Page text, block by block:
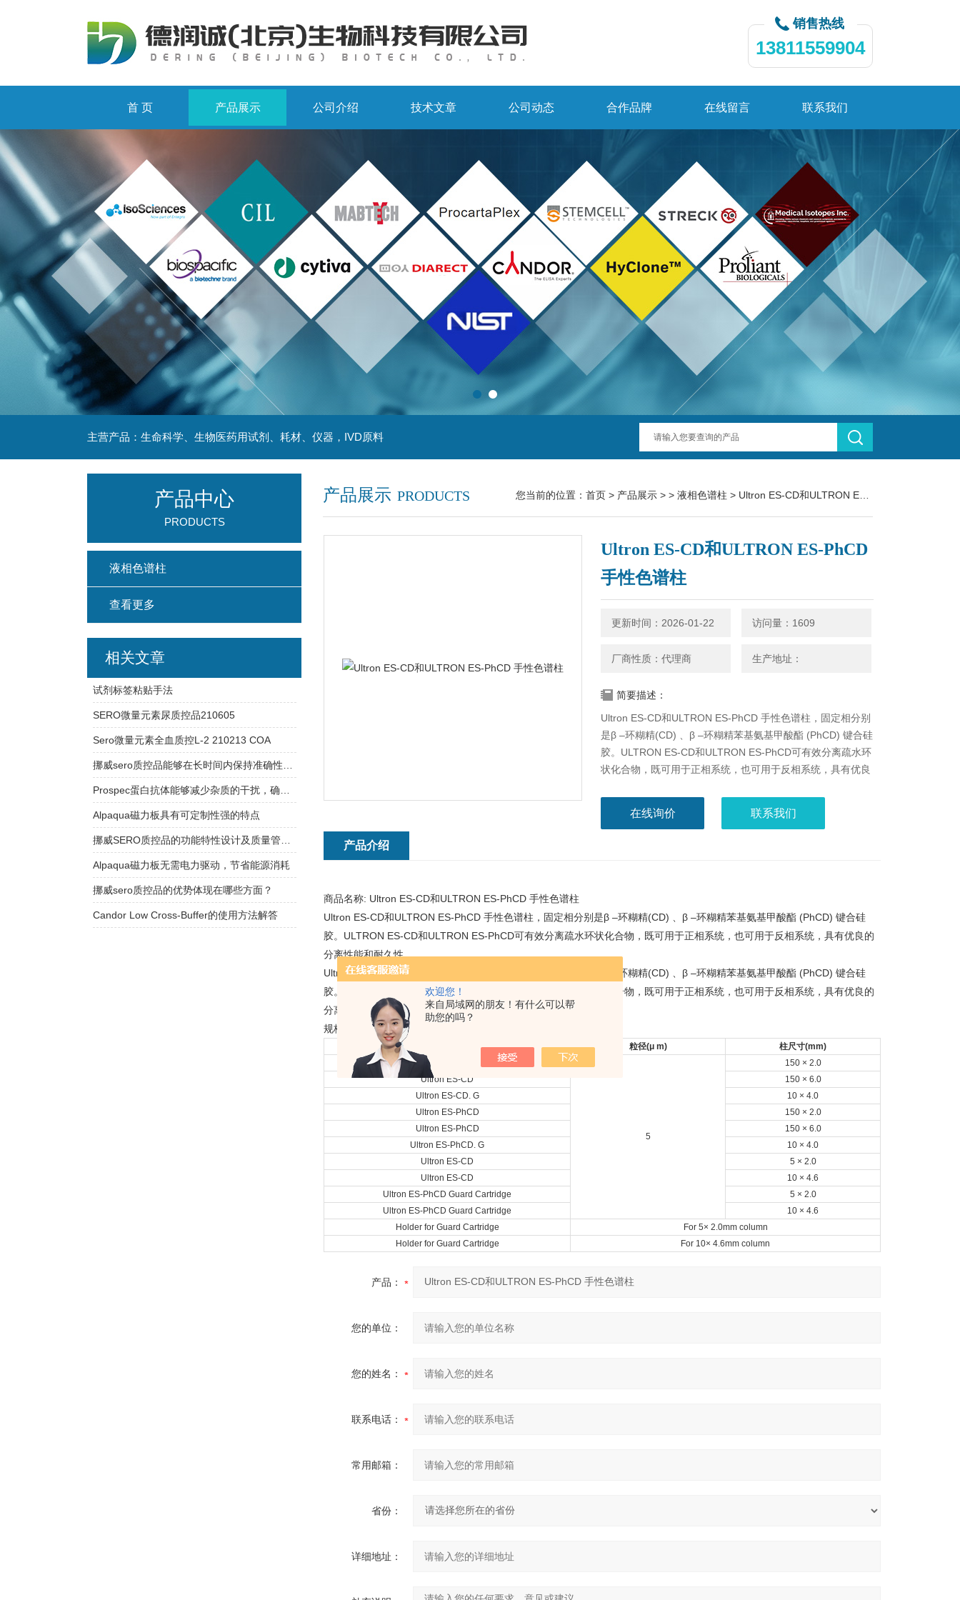
欢迎您！
来自局域网的朋友！有什么可以帮
助您的吗？
销售热线
13811559904
首 页 产品展示 公司介绍 技术文章 公司动态 合作品牌 在线留言 联系我们
主营产品：生命科学、生物医药用试剂、耗材、仪器，IVD原料
产品展示 PRODUCTS 您当前的位置： 首页 > 产品展示 > > 液相色谱柱 > Ultron ES-CD和ULTRON ES-PhCD 手性色谱柱
Ultron ES-CD和ULTRON ES-PhCD
手性色谱柱
更新时间：2026-01-22 访问量：1609
厂商性质：代理商 生产地址：
简要描述：
Ultron ES-CD和ULTRON ES-PhCD 手性色谱柱，固定相分别
是β –环糊精(CD) 、β –环糊精苯基氨基甲酸酯 (PhCD) 键合硅
胶。ULTRON ES-CD和ULTRON ES-PhCD可有效分离疏水环
状化合物，既可用于正相系统，也可用于反相系统，具有优良
在线询价 联系我们
产品介绍
商品名称: Ultron ES-CD和ULTRON ES-PhCD 手性色谱柱
Ultron ES-CD和ULTRON ES-PhCD 手性色谱柱，固定相分别是β –环糊精(CD) 、β –环糊精苯基氨基甲酸酯 (PhCD) 键合硅
胶。ULTRON ES-CD和ULTRON ES-PhCD可有效分离疏水环状化合物，既可用于正相系统，也可用于反相系统，具有优良的
分离性能和耐久性。
Ultron ES-CD和ULTRON ES-PhCD 手性色谱柱，固定相分别是β –环糊精(CD) 、β –环糊精苯基氨基甲酸酯 (PhCD) 键合硅
胶。ULTRON ES-CD和ULTRON ES-PhCD可有效分离疏水环状化合物，既可用于正相系统，也可用于反相系统，具有优良的
分离性能和耐久性。
规格及型号
粒径(μ m)
柱尺寸(mm)
Ultron ES-CD
5
150 × 2.0
Ultron ES-CD
150 × 6.0
Ultron ES-CD. G
10 × 4.0
Ultron ES-PhCD
150 × 2.0
Ultron ES-PhCD
150 × 6.0
Ultron ES-PhCD. G
10 × 4.0
Ultron ES-CD
5 × 2.0
Ultron ES-CD
10 × 4.6
Ultron ES-PhCD Guard Cartridge
5 × 2.0
Ultron ES-PhCD Guard Cartridge
10 × 4.6
Holder for Guard Cartridge
For 5× 2.0mm column
Holder for Guard Cartridge
For 10× 4.6mm column
产品：
您的单位：
您的姓名：
联系电话：
常用邮箱：
省份：
详细地址：
产品中心
PRODUCTS
液相色谱柱
查看更多
相关文章
试剂标签粘贴手法
SERO微量元素尿质控品210605
Sero微量元素全血质控L-2 210213 COA
Alpaqua磁力板具有可定制性强的特点
Alpaqua磁力板无需电力驱动，节省能源消耗
挪威sero质控品的优势体现在哪些方面？
Candor Low Cross-Buffer的使用方法解答